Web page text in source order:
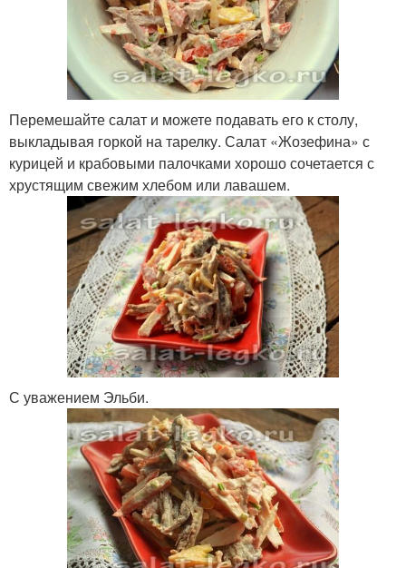
Перемешайте салат и можете подавать его к столу,
выкладывая горкой на тарелку. Салат «Жозефина» с
курицей и крабовыми палочками хорошо сочетается с
хрустящим свежим хлебом или лавашем.
С уважением Эльби.